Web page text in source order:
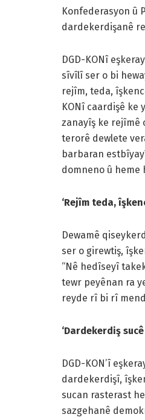
Konfederasyon û
dardekerdişanê
DGD-KONî
sîvîlî ser o bi
rejîm, teda,
KONî caardişê ke
zanayîş ke rejîmê
terorê dewlete
barbaran
domneno û heme
‘Rejîm teda,
Dewamê
ser o girewtiş,
“Nê hedîseyî
tewr peyênan ra
reyde rî bi rî
‘Dardekerdiş
DGD-KON’î
dardekerdişî,
sucan rasterast
sazgehanê